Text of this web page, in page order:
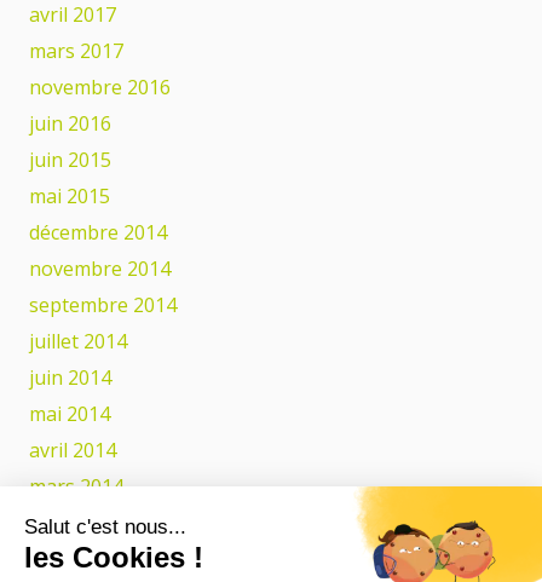
Salut c'est nous...
les Cookies !
avril 2017
mars 2017
novembre 2016
juin 2016
juin 2015
mai 2015
décembre 2014
novembre 2014
septembre 2014
juillet 2014
juin 2014
mai 2014
avril 2014
mars 2014
février 2014